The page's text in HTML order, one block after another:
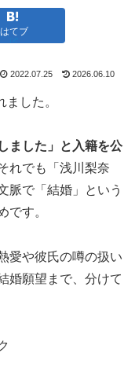
はてブ
2022.07.25 2026.06.10
した。
ました」と入籍を公
れでも「浅川梨奈
脈で「結婚」という
です。
愛や彼氏の噂の扱い
婚願望まで、分けて